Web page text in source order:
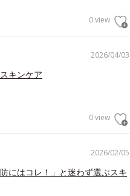
0 view
2026/04/03
キンケア
0 view
2026/02/05
にはコレ！」と迷わず選ぶスキ